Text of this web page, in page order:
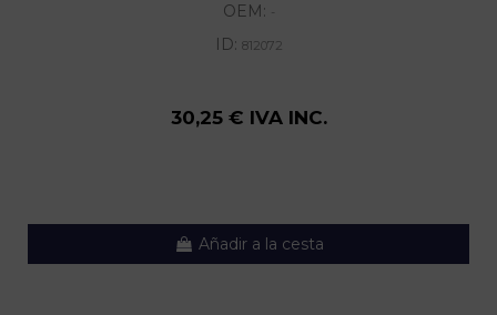
OEM: -
ID: 812072
30,25 € IVA INC.
Añadir a la cesta